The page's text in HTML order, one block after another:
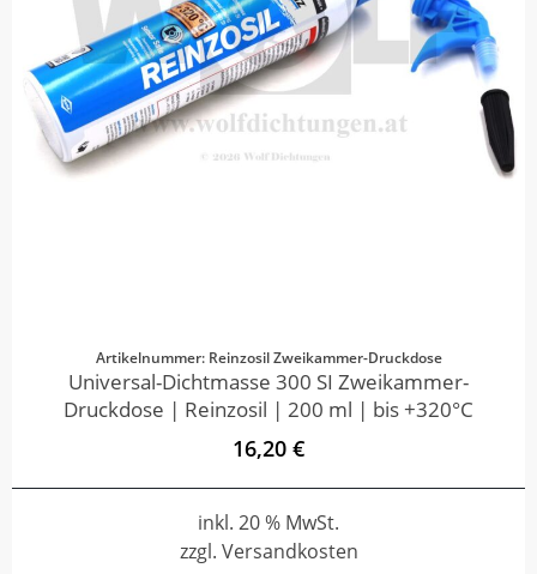
Artikelnummer: Reinzosil Zweikammer-Druckdose
Universal-Dichtmasse 300 SI Zweikammer-
Druckdose | Reinzosil | 200 ml | bis +320°C
16,20 €
inkl. 20 % MwSt.
zzgl. Versandkosten